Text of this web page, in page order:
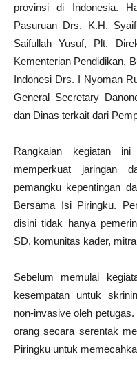
provinsi di Indonesia.
Pasuruan Drs. K.H.
Saifullah Yusuf, Plt.
Kementerian Pendidikan,
Indonesi Drs. I Nyoman
General Secretary
dan Dinas terkait dari
Rangkaian kegiatan ini
memperkuat jaringan
pemangku kepentingan
Bersama Isi Piringku.
disini tidak hanya
SD, komunitas kader,
Sebelum memulai
kesempatan untuk
non-invasive oleh
orang secara serentak
Piringku untuk